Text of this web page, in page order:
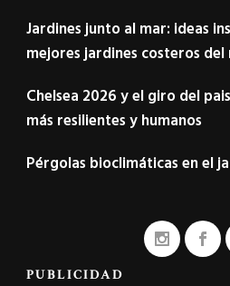
Jardines junto al mar: ideas
mejores jardines costeros del
Chelsea 2026 y el giro del
más resilientes y humanos
Pérgolas bioclimáticas en el
PUBLICIDAD